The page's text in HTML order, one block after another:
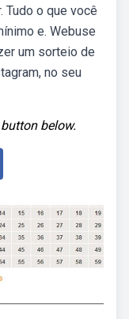
Tudo o que você
e. Webuse
um sorteio de
no seu
below.